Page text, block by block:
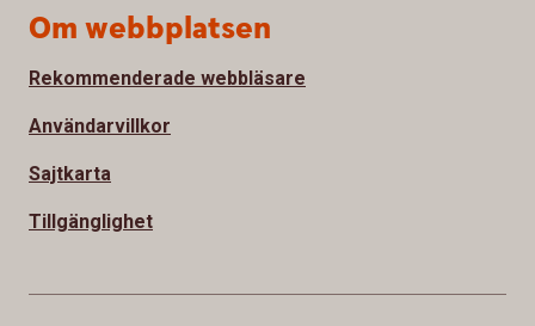
Om webbplatsen
Rekommenderade webbläsare
Användarvillkor
Sajtkarta
Tillgänglighet